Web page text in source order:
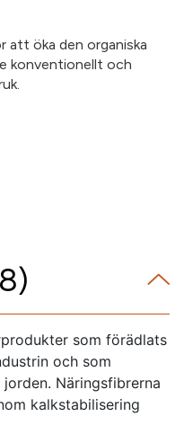
att öka den organiska
konventionellt och
som förädlats
och som
Näringsfibrerna
kalkstabilisering